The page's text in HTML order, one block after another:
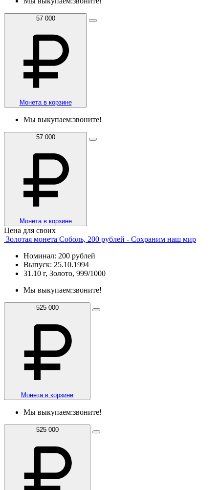
57 000
Монета в корзине
Мы выкупаем:звоните!
57 000
Монета в корзине
Цена для своих
Золотая монета Соболь, 200 рублей - Сохраним наш мир
Номинал: 200 рублей
Выпуск: 25.10.1994
31.10 г, Золото, 999/1000
Мы выкупаем:звоните!
525 000
Монета в корзине
Мы выкупаем:звоните!
525 000